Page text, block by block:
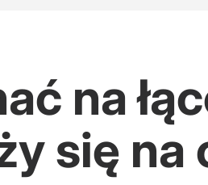
na
się